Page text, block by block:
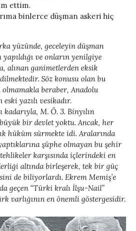
ettim.
binlerce düşman askeri hiç
yüzünde, geceleyin düşman
ve onların yenilgiye
alınan ganimetlerden eksik
Söz konusu olan bu
beraber, Anadolu
yazılı vesikadır.
kadarıyla, M. Ö. 3. Binyılın
bir devlet yoktu. Ancak, her
hüküm sürmekte idi. Aralarında
şüphe olmayan bu şehir
karşısında içlerindeki en
altında birleşerek, tek bir güç
de biliyorlardı. Ekrem Memiş’e
geçen “Türki kralı İlşu-Nail”
varlığının en önemli göstergesidir.